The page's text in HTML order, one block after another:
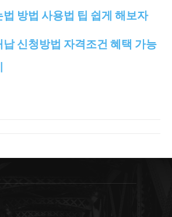
방법 사용법 팁 쉽게 해보자
신청방법 자격조건 혜택 가능